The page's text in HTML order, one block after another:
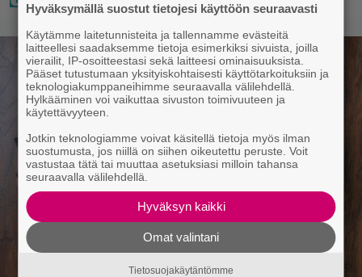
Hyväksymällä suostut tietojesi käyttöön seuraavasti
Käytämme laitetunnisteita ja tallennamme evästeitä
laitteellesi saadaksemme tietoja esimerkiksi sivuista, joilla
vierailit, IP-osoitteestasi sekä laitteesi ominaisuuksista.
Pääset tutustumaan yksityiskohtaisesti käyttötarkoituksiin ja
teknologiakumppaneihimme seuraavalla välilehdellä.
Hylkääminen voi vaikuttaa sivuston toimivuuteen ja
käytettävyyteen.
Jotkin teknologiamme voivat käsitellä tietoja myös ilman
suostumusta, jos niillä on siihen oikeutettu peruste. Voit
vastustaa tätä tai muuttaa asetuksiasi milloin tahansa
seuraavalla välilehdellä.
Hyväksyn kaikki
Omat valintani
Tietosuojakäytäntömme